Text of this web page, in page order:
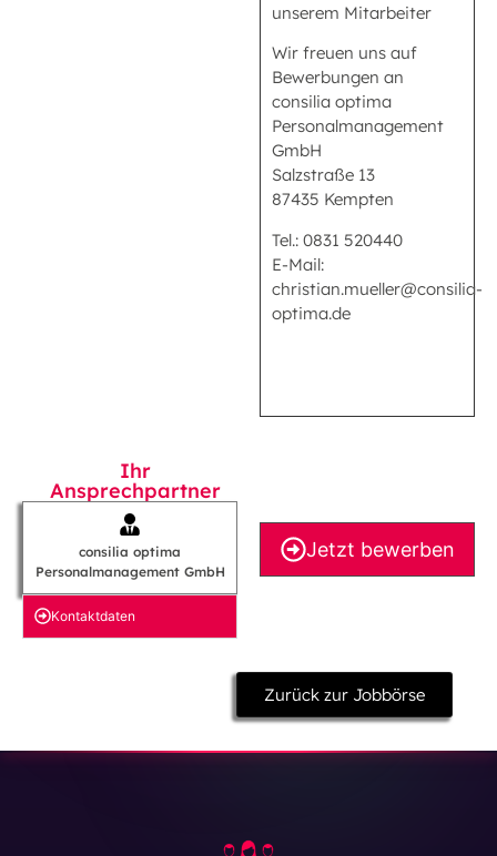
unserem Mitarbeiter
Wir freuen uns auf
Bewerbungen an
consilia optima
Personalmanagement
GmbH
Salzstraße 13
87435 Kempten
Tel.: 0831 520440
E-Mail:
christian.mueller@consilia-
optima.de
Ihr
Ansprechpartner
consilia optima
Personalmanagement GmbH
Kontakt­daten
Jetzt bewerben
Zurück zur Jobbörse